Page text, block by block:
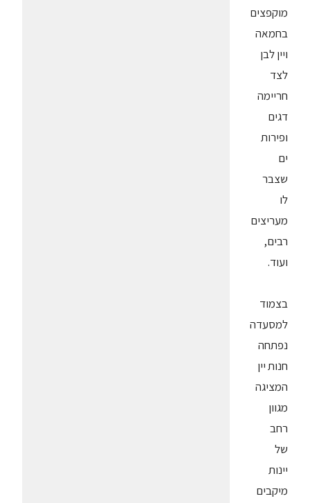
מוקפצים
בחמאה
ויין לבן
לצד
חריימה
דגים
ופירות
ים
שצבר
לו
מעריצים
רבים,
ועוד.
בצמוד
למסעדה
נפתחה
חנות יין
המציגה
מגוון
רחב
של
יינות
מיקבים